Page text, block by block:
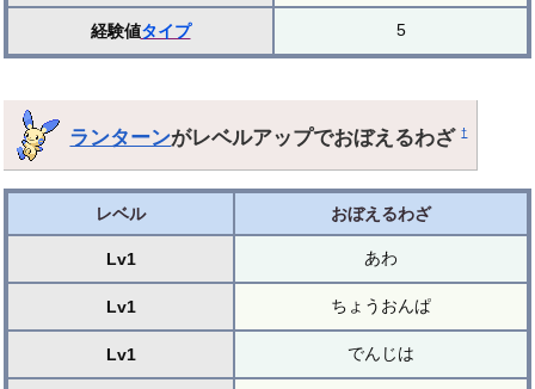
経験値タイプ 5
ランターンがレベルアップでおぼえるわざ†
レベル おぼえるわざ
Lv1 あわ
Lv1 ちょうおんぱ
Lv1 でんじは